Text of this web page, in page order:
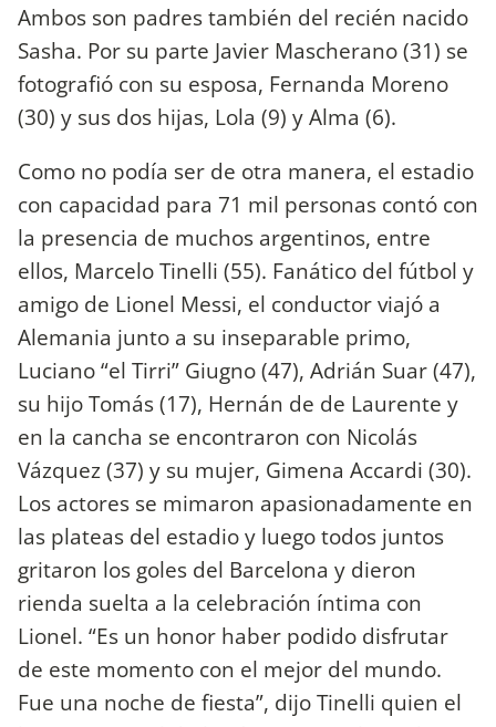
Ambos son padres también del recién nacido
Sasha. Por su parte Javier Mascherano (31) se
fotografió con su esposa, Fernanda Moreno
(30) y sus dos hijas, Lola (9) y Alma (6).
Como no podía ser de otra manera, el estadio
con capacidad para 71 mil personas contó con
la presencia de muchos argentinos, entre
ellos, Marcelo Tinelli (55). Fanático del fútbol y
amigo de Lionel Messi, el conductor viajó a
Alemania junto a su inseparable primo,
Luciano “el Tirri” Giugno (47), Adrián Suar (47),
su hijo Tomás (17), Hernán de de Laurente y
en la cancha se encontraron con Nicolás
Vázquez (37) y su mujer, Gimena Accardi (30).
Los actores se mimaron apasionadamente en
las plateas del estadio y luego todos juntos
gritaron los goles del Barcelona y dieron
rienda suelta a la celebración íntima con
Lionel. “Es un honor haber podido disfrutar
de este momento con el mejor del mundo.
Fue una noche de fiesta”, dijo Tinelli quien el